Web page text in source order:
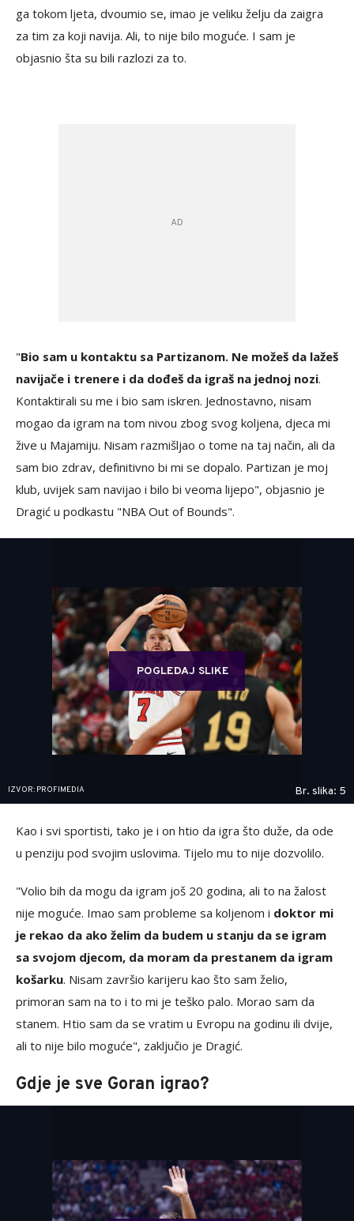
ga tokom ljeta, dvoumio se, imao je veliku želju da zaigra
za tim za koji navija. Ali, to nije bilo moguće. I sam je
objasnio šta su bili razlozi za to.
"Bio sam u kontaktu sa Partizanom. Ne možeš da lažeš
navijače i trenere i da dođeš da igraš na jednoj nozi.
Kontaktirali su me i bio sam iskren. Jednostavno, nisam
mogao da igram na tom nivou zbog svog koljena, djeca mi
žive u Majamiju. Nisam razmišljao o tome na taj način, ali da
sam bio zdrav, definitivno bi mi se dopalo. Partizan je moj
klub, uvijek sam navijao i bilo bi veoma lijepo", objasnio je
Dragić u podkastu "NBA Out of Bounds".
POGLEDAJ SLIKE
IZVOR: PROFIMEDIA Br. slika: 5
Kao i svi sportisti, tako je i on htio da igra što duže, da ode
u penziju pod svojim uslovima. Tijelo mu to nije dozvolilo.
"Volio bih da mogu da igram još 20 godina, ali to na žalost
nije moguće. Imao sam probleme sa koljenom i doktor mi
je rekao da ako želim da budem u stanju da se igram
sa svojom djecom, da moram da prestanem da igram
košarku. Nisam završio karijeru kao što sam želio,
primoran sam na to i to mi je teško palo. Morao sam da
stanem. Htio sam da se vratim u Evropu na godinu ili dvije,
ali to nije bilo moguće", zaključio je Dragić.
Gdje je sve Goran igrao?